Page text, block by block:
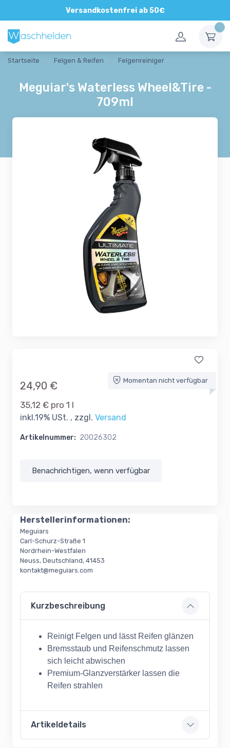
Versandkostenfrei ab 50€
Direkte und persönliche Beratung
Startseite Felgen & Reifen Felgenreiniger
Meguiar's Waterless Wheel&Tire -
709ml
Momentan nicht verfügbar
24,90 €
35,12 € pro 1 l
inkl.19% USt. , zzgl. Versand
Artikelnummer: 20026302
Benachrichtigen, wenn verfügbar
Herstellerinformationen:
Meguiars
Carl-Schurz-Straße 1
Nordrhein-Westfalen
Neuss, Deutschland, 41453
kontakt@meguiars.com
Kurzbeschreibung
Reinigt Felgen und lässt Reifen glänzen
Bremsstaub und Reifenschmutz lassen
sich leicht abwischen
Premium-Glanzverstärker lassen die
Reifen strahlen
Artikeldetails